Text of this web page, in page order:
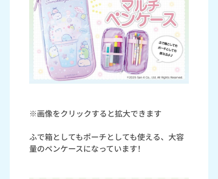
※画像をクリックすると拡大できます
ふで箱としてもポーチとしても使える、大容
量のペンケースになっています！